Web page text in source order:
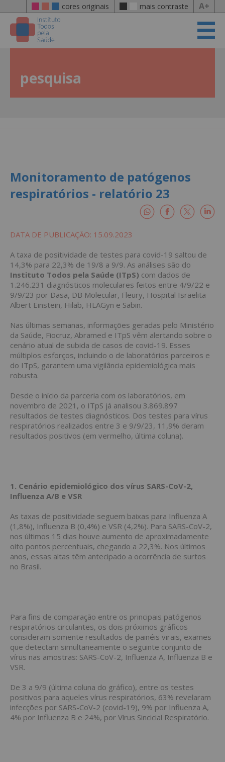
cores originais mais contraste A+
pesquisa
Monitoramento de patógenos
respiratórios - relatório 23
DATA DE PUBLICAÇÃO: 15.09.2023
A taxa de positividade de testes para covid-19 saltou de
14,3% para 22,3% de 19/8 a 9/9. As análises são do
Instituto Todos pela Saúde (ITpS) com dados de
1.246.231 diagnósticos moleculares feitos entre 4/9/22 e
9/9/23 por Dasa, DB Molecular, Fleury, Hospital Israelita
Albert Einstein, Hilab, HLAGyn e Sabin.
Nas últimas semanas, informações geradas pelo Ministério
da Saúde, Fiocruz, Abramed e ITpS vêm alertando sobre o
cenário atual de subida de casos de covid-19. Esses
múltiplos esforços, incluindo o de laboratórios parceiros e
do ITpS, garantem uma vigilância epidemiológica mais
robusta.
Desde o início da parceria com os laboratórios, em
novembro de 2021, o ITpS já analisou 3.869.897
resultados de testes diagnósticos. Dos testes para vírus
respiratórios realizados entre 3 e 9/9/23, 11,9% deram
resultados positivos (em vermelho, última coluna).
1. Cenário epidemiológico dos vírus SARS-CoV-2,
Influenza A/B e VSR
As taxas de positividade seguem baixas para Influenza A
(1,8%), Influenza B (0,4%) e VSR (4,2%). Para SARS-CoV-2,
nos últimos 15 dias houve aumento de aproximadamente
oito pontos percentuais, chegando a 22,3%. Nos últimos
anos, essas altas têm antecipado a ocorrência de surtos
no Brasil.
Para fins de comparação entre os principais patógenos
respiratórios circulantes, os dois próximos gráficos
consideram somente resultados de painéis virais, exames
que detectam simultaneamente o seguinte conjunto de
vírus nas amostras: SARS-CoV-2, Influenza A, Influenza B e
VSR.
De 3 a 9/9 (última coluna do gráfico), entre os testes
positivos para aqueles vírus respiratórios, 63% revelaram
infecções por SARS-CoV-2 (covid-19), 9% por Influenza A,
4% por Influenza B e 24%, por Vírus Sincicial Respiratório.